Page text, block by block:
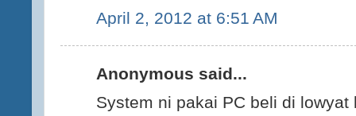
April 2, 2012 at 6:51 AM
Anonymous said...
System ni pakai PC beli di lowyat